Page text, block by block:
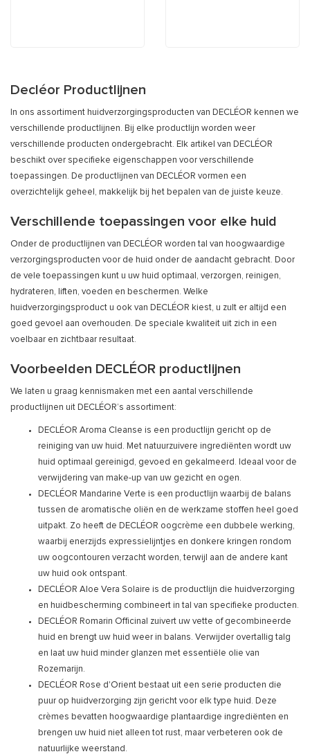
Decléor Productlijnen
In ons assortiment huidverzorgingsproducten van DECLÉOR kennen we
verschillende productlijnen. Bij elke productlijn worden weer
verschillende producten ondergebracht. Elk artikel van DECLÉOR
beschikt over specifieke eigenschappen voor verschillende
toepassingen. De productlijnen van DECLÉOR vormen een
overzichtelijk geheel, makkelijk bij het bepalen van de juiste keuze.
Verschillende toepassingen voor elke huid
Onder de productlijnen van DECLÉOR worden tal van hoogwaardige
verzorgingsproducten voor de huid onder de aandacht gebracht. Door
de vele toepassingen kunt u uw huid optimaal, verzorgen, reinigen,
hydrateren, liften, voeden en beschermen. Welke
huidverzorgingsproduct u ook van DECLÉOR kiest, u zult er altijd een
goed gevoel aan overhouden. De speciale kwaliteit uit zich in een
voelbaar en zichtbaar resultaat.
Voorbeelden DECLÉOR productlijnen
We laten u graag kennismaken met een aantal verschillende
productlijnen uit DECLÉOR’s assortiment:
DECLÉOR Aroma Cleanse is een productlijn gericht op de
reiniging van uw huid. Met natuurzuivere ingrediënten wordt uw
huid optimaal gereinigd, gevoed en gekalmeerd. Ideaal voor de
verwijdering van make-up van uw gezicht en ogen.
DECLÉOR Mandarine Verte is een productlijn waarbij de balans
tussen de aromatische oliën en de werkzame stoffen heel goed
uitpakt. Zo heeft de DECLÉOR oogcrème een dubbele werking,
waarbij enerzijds expressielijntjes en donkere kringen rondom
uw oogcontouren verzacht worden, terwijl aan de andere kant
uw huid ook ontspant.
DECLÉOR Aloe Vera Solaire is de productlijn die huidverzorging
en huidbescherming combineert in tal van specifieke producten.
DECLÉOR Romarin Officinal zuivert uw vette of gecombineerde
huid en brengt uw huid weer in balans. Verwijder overtallig talg
en laat uw huid minder glanzen met essentiële olie van
Rozemarijn.
DECLÉOR Rose d'Orient bestaat uit een serie producten die
puur op huidverzorging zijn gericht voor elk type huid. Deze
crèmes bevatten hoogwaardige plantaardige ingrediënten en
brengen uw huid niet alleen tot rust, maar verbeteren ook de
natuurlijke weerstand.